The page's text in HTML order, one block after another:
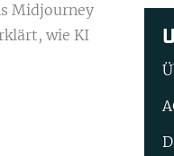
Midjourney
wie KI